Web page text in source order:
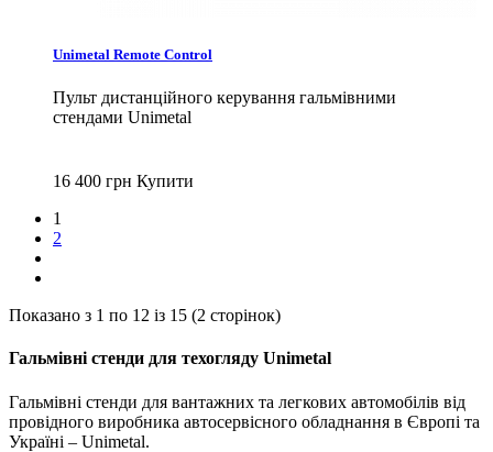
Unimetal Remote Control
Пульт дистанційного керування гальмівними
стендами Unimetal
16 400 грн Купити
1
2
Показано з 1 по 12 із 15 (2 сторінок)
Гальмівні стенди для техогляду Unimetal
Гальмівні стенди для вантажних та легкових автомобілів від
провідного виробника автосервісного обладнання в Європі та
Україні – Unimetal.